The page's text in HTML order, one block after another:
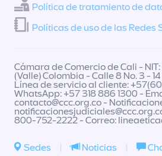
Política de tratamiento de
Políticas de uso de las Redes
Cámara de Comercio de Cali -
(Valle) Colombia - Calle 8 No. 3 - 14
Línea de servicio al cliente:
WhatsApp: +57 318 886 1300 -
contacto@ccc.org.co-
800-752-2222 - Correo:
Sedes | Noticias |